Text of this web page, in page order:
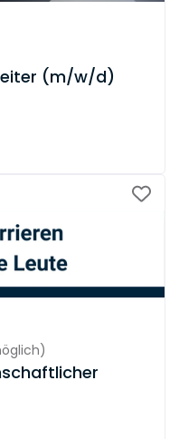
(m/w/d)
)